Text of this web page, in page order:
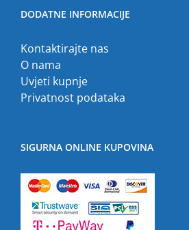
DODATNE INFORMACIJE
Kontaktirajte nas
O nama
Uvjeti kupnje
Privatnost podataka
SIGURNA ONLINE KUPOVINA